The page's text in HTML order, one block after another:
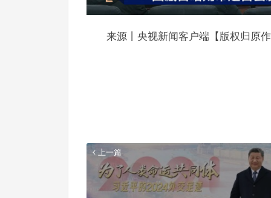
来源丨央视新闻客户端【版权归原
上一篇